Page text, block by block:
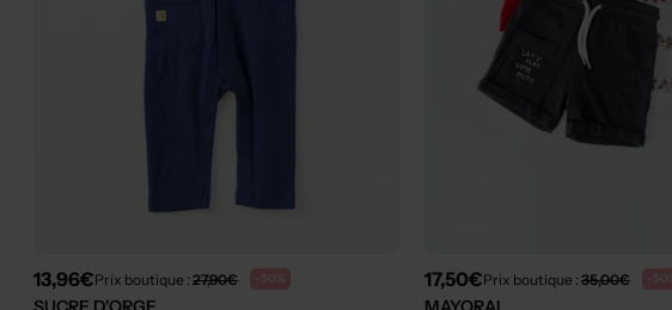
13,96€Prix boutique :27,90€ -50% 17,50€Prix boutique :35,00€ -50%